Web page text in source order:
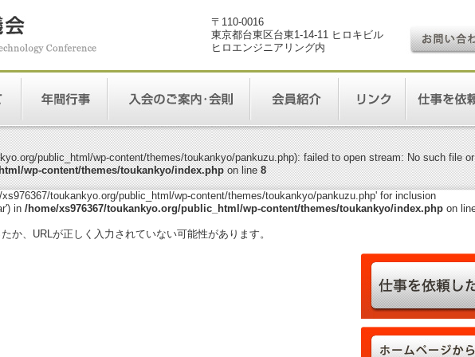
〒110-0016
東京都台東区台東1-14-11 ヒロキビル
ヒロエンジニアリング内
public_html/wp-content/themes/toukankyo/pankuzu.php): failed to open stream: No such file
wp-content/themes/toukankyo/index.phpon line8
toukankyo.org/public_html/wp-content/themes/toukankyo/pankuzu.php' for inclusion
in /home/xs976367/toukankyo.org/public_html/wp-content/themes/toukankyo/index.phpon
か、URLが正しく入力されていない可能性があります。